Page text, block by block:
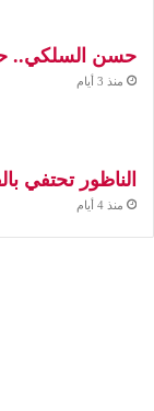
حسن السلكي..
منذ 3 أيام
الناظور تحتفي
منذ 4 أيام